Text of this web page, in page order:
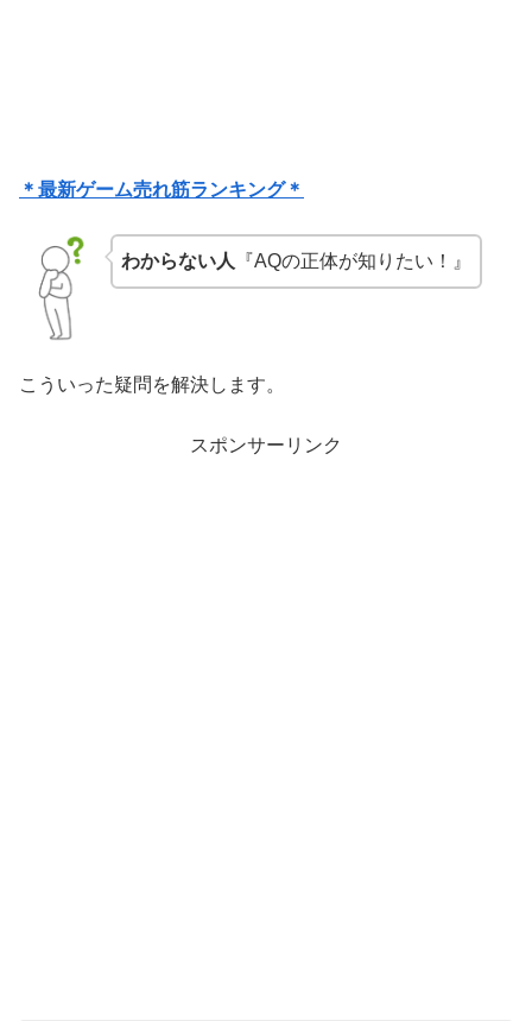
＊最新ゲーム売れ筋ランキング＊
わからない人 『AQの正体が知りたい！』
こういった疑問を解決します。
スポンサーリンク